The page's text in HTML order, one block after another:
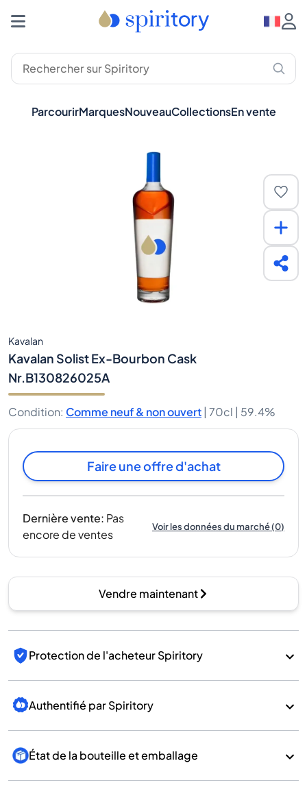
ParcourirMarquesNouveauCollectionsEn vente
Kavalan
Kavalan Solist Ex-Bourbon Cask
Nr.B130826025A
Condition: Comme neuf & non ouvert | 70cl | 59.4%
Faire une offre d'achat
Dernière vente: Pas
encore de ventes
Voir les données du marché(0)
Vendre maintenant
Protection de l'acheteur Spiritory
Authentifié par Spiritory
État de la bouteille et emballage